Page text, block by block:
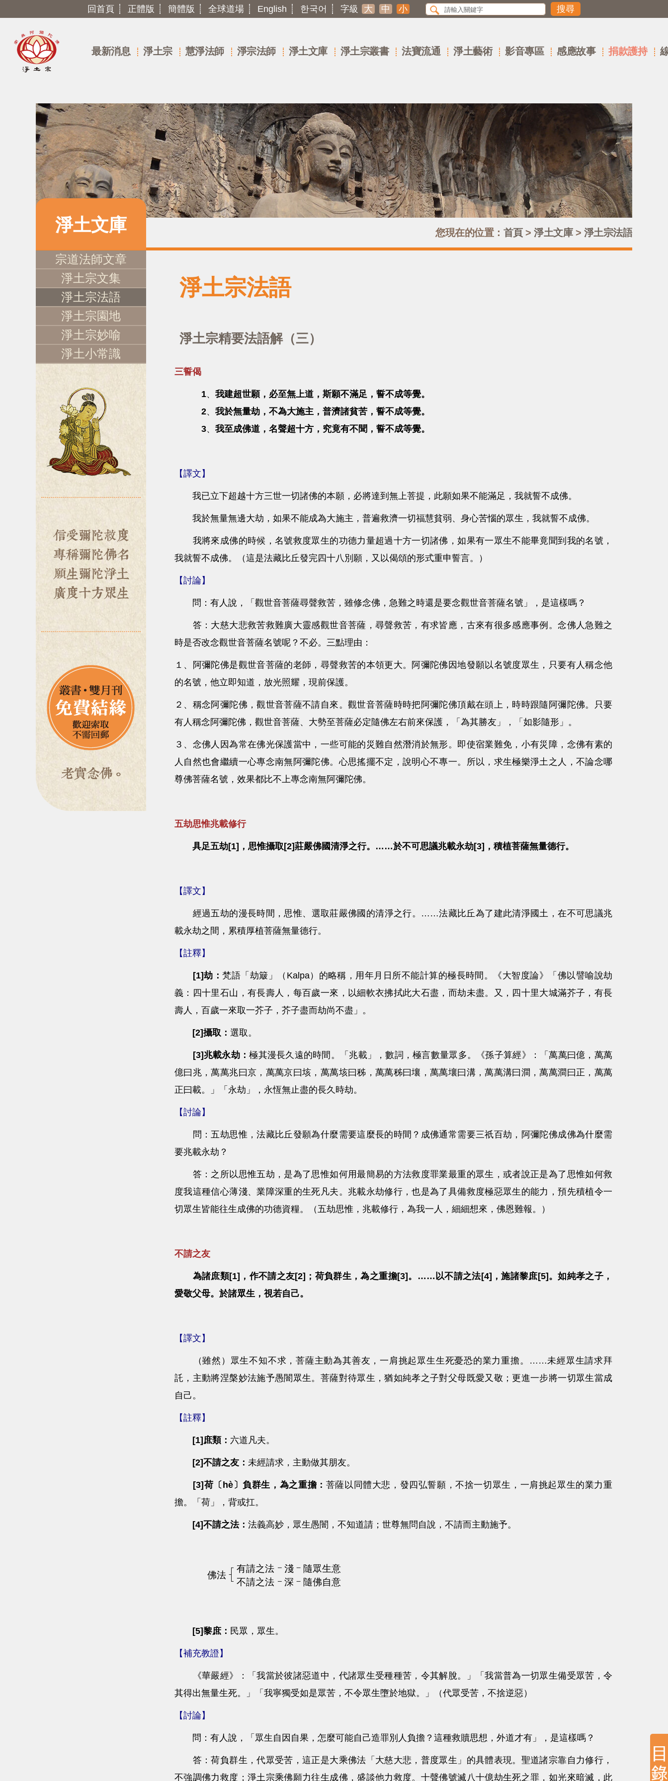
回首頁 正體版 簡體版 全球道場 English 한국어 字級 大 中 小
最新消息 淨土宗 慧淨法師 淨宗法師 淨土文庫 淨土宗叢書 法寶流通 淨土藝術 影音專區 感應故事 捐款護持
淨土文庫 您現在的位置： 首頁> 淨土文庫> 淨土宗法語
宗道法師文章
淨土宗文集
淨土宗法語
淨土宗園地
淨土宗妙喻
淨土小常識
淨土宗法語
淨土宗精要法語解（三）
三誓偈
1、 我建超世願，必至無上道，斯願不滿足，誓不成等覺。
2、 我於無量劫，不為大施主，普濟諸貧苦，誓不成等覺。
3、 我至成佛道，名聲超十方，究竟有不聞，誓不成等覺。
【譯文】
我已立下超越十方三世一切諸佛的本願，必將達到無上菩提，此願如果不能滿足，我就誓不成佛。
我於無量無邊大劫，如果不能成為大施主，普遍救濟一切福慧貧弱、身心苦惱的眾生，我就誓不成佛。
我將來成佛的時候，名號救度眾生的功德力量超過十方一切諸佛，如果有一眾生不能畢竟聞到我的名號，
我就誓不成佛。（這是法藏比丘發完四十八別願，又以偈頌的形式重申誓言。）
【討論】
問：有人說，「觀世音菩薩尋聲救苦，雖修念佛，急難之時還是要念觀世音菩薩名號」，是這樣嗎？
答：大慈大悲救苦救難廣大靈感觀世音菩薩，尋聲救苦，有求皆應，古來有很多感應事例。念佛人急難之
時是否改念觀世音菩薩名號呢？不必。三點理由：
１、阿彌陀佛是觀世音菩薩的老師，尋聲救苦的本領更大。阿彌陀佛因地發願以名號度眾生，只要有人稱念他
的名號，他立即知道，放光照耀，現前保護。
２、稱念阿彌陀佛，觀世音菩薩不請自來。觀世音菩薩時時把阿彌陀佛頂戴在頭上，時時跟隨阿彌陀佛。只要
有人稱念阿彌陀佛，觀世音菩薩、大勢至菩薩必定隨佛左右前來保護，「為其勝友」，「如影隨形」。
３、念佛人因為常在佛光保護當中，一些可能的災難自然潛消於無形。即使宿業難免，小有災障，念佛有素的
人自然也會繼續一心專念南無阿彌陀佛。心思搖擺不定，說明心不專一。所以，求生極樂淨土之人，不論念哪
尊佛菩薩名號，效果都比不上專念南無阿彌陀佛。
五劫思惟兆載修行
具足五劫[1]，思惟攝取[2]莊嚴佛國清淨之行。……於不可思議兆載永劫[3]，積植菩薩無量德行。
【譯文】
經過五劫的漫長時間，思惟、選取莊嚴佛國的清淨之行。……法藏比丘為了建此清淨國土，在不可思議兆
載永劫之間，累積厚植菩薩無量德行。
【註釋】
[1]劫：梵語「劫簸」（Kalpa）的略稱，用年月日所不能計算的極長時間。《大智度論》「佛以譬喻說劫
義：四十里石山，有長壽人，每百歲一來，以細軟衣拂拭此大石盡，而劫未盡。又，四十里大城滿芥子，有長
壽人，百歲一來取一芥子，芥子盡而劫尚不盡」。
[2]攝取： 選取。
[3]兆載永劫：極其漫長久遠的時間。「兆載」，數詞，極言數量眾多。《孫子算經》：「萬萬曰億，萬萬
億曰兆，萬萬兆曰京，萬萬京曰垓，萬萬垓曰秭，萬萬秭曰壤，萬萬壤曰溝，萬萬溝曰澗，萬萬澗曰正，萬萬
正曰載。」「永劫」，永恆無止盡的長久時劫。
【討論】
問：五劫思惟，法藏比丘發願為什麼需要這麼長的時間？成佛通常需要三祇百劫，阿彌陀佛成佛為什麼需
要兆載永劫？
答：之所以思惟五劫，是為了思惟如何用最簡易的方法救度罪業最重的眾生，或者說正是為了思惟如何救
度我這種信心薄淺、業障深重的生死凡夫。兆載永劫修行，也是為了具備救度極惡眾生的能力，預先積植令一
切眾生皆能往生成佛的功德資糧。（五劫思惟，兆載修行，為我一人，細細想來，佛恩難報。）
不請之友
為諸庶類[1]，作不請之友[2]；荷負群生，為之重擔[3]。……以不請之法[4]，施諸黎庶[5]。如純孝之子，
愛敬父母。於諸眾生，視若自己。
【譯文】
（雖然）眾生不知不求，菩薩主動為其善友，一肩挑起眾生生死憂恐的業力重擔。……未經眾生請求拜
託，主動將涅槃妙法施予愚闇眾生。菩薩對待眾生，猶如純孝之子對父母既愛又敬；更進一步將一切眾生當成
自己。
【註釋】
[1]庶類： 六道凡夫。
[2]不請之友： 未經請求，主動做其朋友。
[3]荷〔hè〕負群生，為之重擔： 菩薩以同體大悲，發四弘誓願，不捨一切眾生，一肩挑起眾生的業力重
擔。「荷」，背或扛。
[4]不請之法： 法義高妙，眾生愚闇，不知道請；世尊無問自說，不請而主動施予。
[5]黎庶： 民眾，眾生。
【補充教證】
《華嚴經》：「我當於彼諸惡道中，代諸眾生受種種苦，令其解脫。」「我當普為一切眾生備受眾苦，令
其得出無量生死。」「我寧獨受如是眾苦，不令眾生墮於地獄。」（代眾受苦，不捨逆惡）
【討論】
問：有人說，「眾生自因自果，怎麼可能自己造罪別人負擔？這種救贖思想，外道才有」，是這樣嗎？
答：荷負群生，代眾受苦，這正是大乘佛法「大慈大悲，普度眾生」的具體表現。聖道諸宗靠自力修行，
不強調佛力救度；淨土宗乘佛願力往生成佛，盛談他力救度。十聲佛號滅八十億劫生死之罪，如光來暗滅，此